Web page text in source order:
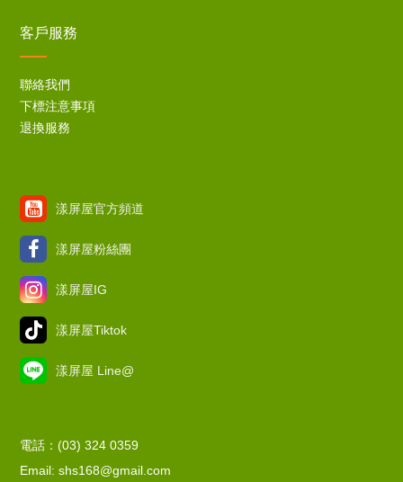
客戶服務
聯絡我們
下標注意事項
退換服務
漾屏屋官方頻道
漾屏屋粉絲團
漾屏屋IG
漾屏屋Tiktok
漾屏屋 Line@
電話：(03) 324 0359
Email: shs168@gmail.com